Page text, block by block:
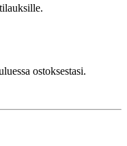
ostoksestasi.